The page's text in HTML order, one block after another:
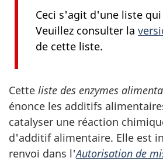
Ceci s'agit d'une liste qui
Veuillez consulter la
de cette liste.
Cette liste des enzymes
énonce les additifs
catalyser une réaction
d'additif alimentaire. Elle est
renvoi dans l'Autorisation de